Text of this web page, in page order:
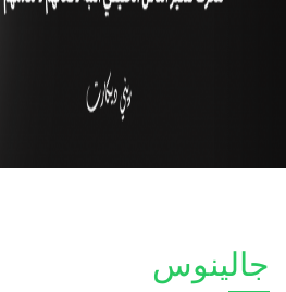
جالينوس